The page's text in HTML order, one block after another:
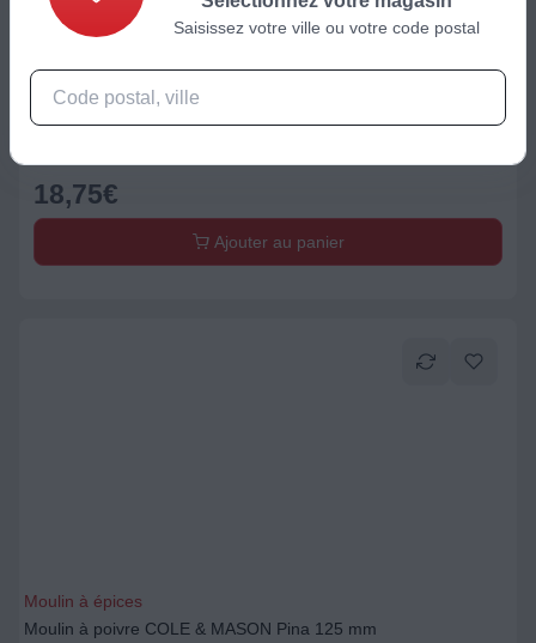
Moulin à épices
Moulin à poivre ou sel COLE & MASON sel et poivre Kenton
Romarin
18,75€
Ajouter au panier
Moulin à épices
Moulin à poivre COLE & MASON Pina 125 mm
Saisissez votre ville ou votre code postal